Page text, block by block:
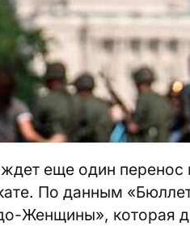
еще один
По данным
Женщины», которая